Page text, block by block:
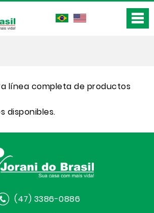
línea completa de productos
disponibles.
(47) 3386-0886